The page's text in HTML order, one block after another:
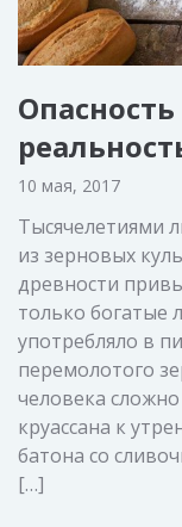
10 мая, 2017
Тысячелетиями
из зерновых
древности
только богатые
употребляло в
перемолотого
человека
круассана к
батона со
[…]